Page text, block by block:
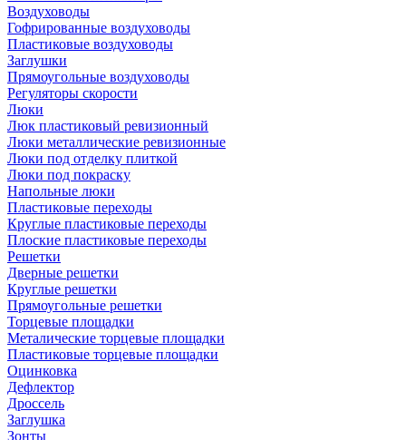
Воздуховоды
Гофрированные воздуховоды
Пластиковые воздуховоды
Заглушки
Прямоугольные воздуховоды
Регуляторы скорости
Люки
Люк пластиковый ревизионный
Люки металлические ревизионные
Люки под отделку плиткой
Люки под покраску
Напольные люки
Пластиковые переходы
Круглые пластиковые переходы
Плоские пластиковые переходы
Решетки
Дверные решетки
Круглые решетки
Прямоугольные решетки
Торцевые площадки
Металические торцевые площадки
Пластиковые торцевые площадки
Оцинковка
Дефлектор
Дроссель
Заглушка
Зонты